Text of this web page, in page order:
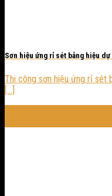
Sơn hiệu ứng rỉ sét bảng hiệu dự
Thi công sơn hiệu ứng rỉ sét
[...]